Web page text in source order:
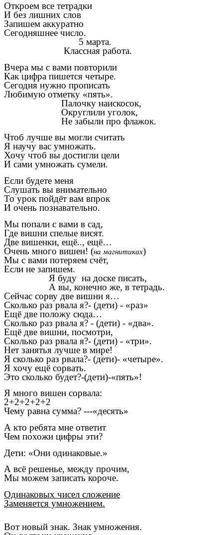
Откроем все тетрадки
И без лишних слов
Запишем аккуратно
Сегодняшнее число.
5 марта.
Классная работа.
Вчера мы с вами повторили
Как цифра пишется четыре.
Сегодня нужно прописать
Любимую отметку «пять».
Палочку наискосок,
Округлили уголок,
Не забыли про флажок.
Чтоб лучше вы могли считать
Я научу вас умножать.
Хочу чтоб вы достигли цели
И сами умножать сумели.
Если будете меня
Слушать вы внимательно
То урок пойдёт вам впрок
И очень познавательно.
Мы попали с вами в сад,
Где вишни спелые висят.
Две вишенки, ещё.., ещё…
Очень много вишен! (на магнитиках)
Мы с вами потеряем счёт,
Если не запишем.
Я буду на доске писать,
А вы, конечно же, в тетрадь.
Сейчас сорву две вишни я…
Сколько раз рвала я?- (дети) - «раз»
Ещё две положу сюда…
Сколько раз рвала я? - (дети) - «два».
Ещё две вишни, посмотри,
Сколько раз рвала я?- (дети) - «три».
Нет занятья лучше в мире!
Я сколько раз рвала?- (дети)- «четыре».
Я хочу ещё сорвать.
Это сколько будет?-(дети)-«пять»!
Я много вишен сорвала:
2+2+2+2+2
Чему равна сумма? ---«десять»
А кто ребята мне ответит
Чем похожи цифры эти?
Дети: «Они одинаковые.»
А всё решенье, между прочим,
Мы можем записать короче.
Одинаковых чисел сложение
Заменяется умножением.
Вот новый знак. Знак умножения.